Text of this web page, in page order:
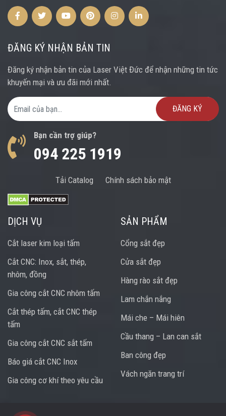
FacebookTwitterYoutubePinterestInstagramInstagram
ĐĂNG KÝ NHẬN BẢN TIN
Đăng ký nhận bản tin của Laser Việt Đức để nhận những tin tức
khuyến mại và ưu đãi mới nhất.
Email Address
Bạn cần trợ giúp?
094 225 1919
Tải Catalog Chính sách bảo mật
DỊCH VỤ
Cắt laser kim loại tấm
Cắt CNC: Inox, sắt, thép,
nhôm, đồng
Gia công cắt CNC nhôm tấm
Cắt thép tấm, cắt CNC thép
tấm
Gia công cắt CNC sắt tấm
Báo giá cắt CNC Inox
Gia công cơ khí theo yêu cầu
SẢN PHẨM
Cổng sắt đẹp
Cửa sắt đẹp
Hàng rào sắt đẹp
Lam chắn nắng
Mái che – Mái hiên
Cầu thang – Lan can sắt
Ban công đẹp
Vách ngăn trang trí